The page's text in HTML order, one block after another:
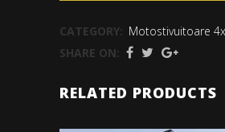
CATEGORY: Motostivuitoare
SHARE ON:
RELATED PRODUCTS